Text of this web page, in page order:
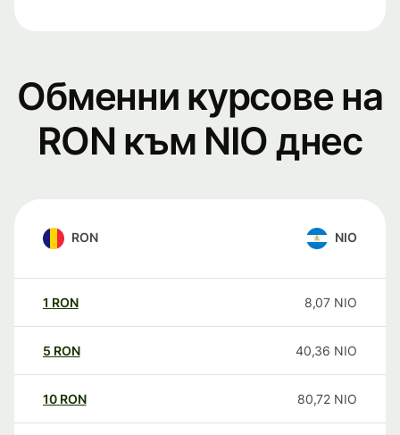
Обменни курсове на
RON към NIO днес
RON NIO
1 RON 8,07 NIO
5 RON 40,36 NIO
10 RON 80,72 NIO